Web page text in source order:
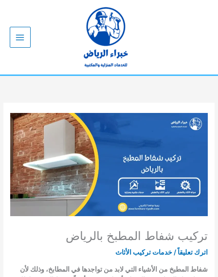
تركيب شفاط المطبخ بالرياض
اترك تعليقاً /خدمات تركيب الأثاث
شفاط المطبخ من الأشياء التي لابد من تواجدها في المطابخ، وذلك لأن